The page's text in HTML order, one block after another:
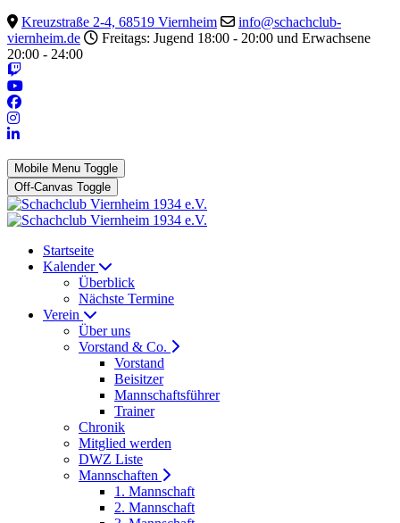
Kreuzstraße 2-4, 68519 Viernheim
info@schachclub-
viernheim.de
Freitags: Jugend 18:00 - 20:00 und Erwachsene
20:00 - 24:00
Mobile Menu Toggle
Off-Canvas Toggle
Startseite
Kalender
Überblick
Nächste Termine
Verein
Über uns
Vorstand & Co.
Vorstand
Beisitzer
Mannschaftsführer
Trainer
Chronik
Mitglied werden
DWZ Liste
Mannschaften
1. Mannschaft
2. Mannschaft